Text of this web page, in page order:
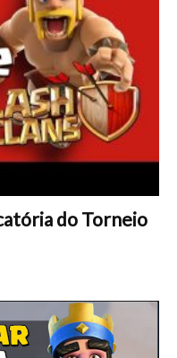
do Torneio